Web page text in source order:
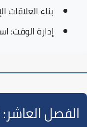
بناء العلاقات
إدارة الوقت:
الفصل